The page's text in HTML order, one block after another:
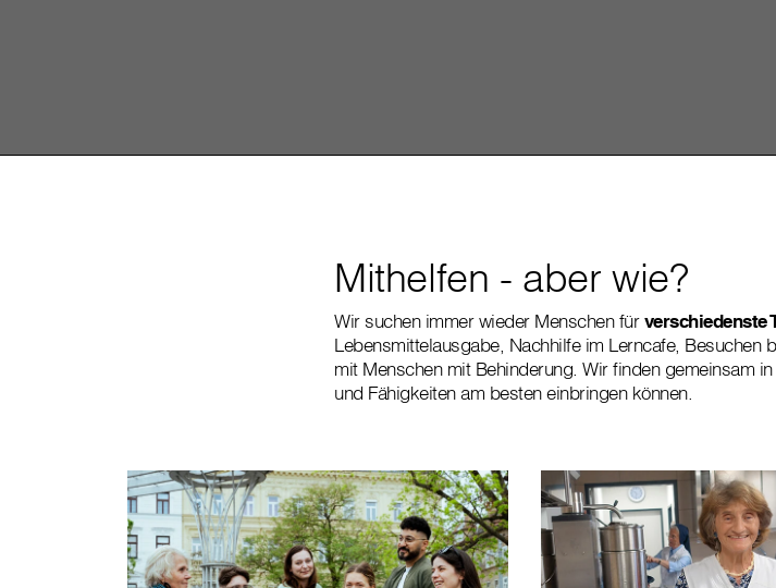
Mithelfen - aber wie?
Wir suchen immer wieder Menschen fürverschiedenste
Lebensmittelausgabe, Nachhilfe im Lerncafe, Besuchen
mit Menschen mit Behinderung. Wir finden gemeinsam
und Fähigkeiten am besten einbringen können.